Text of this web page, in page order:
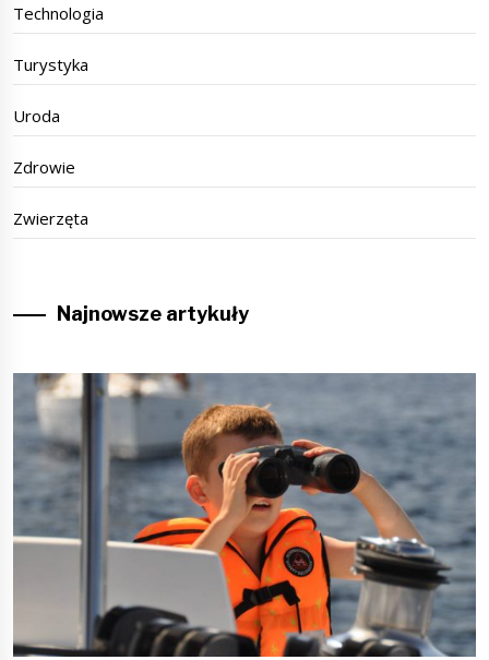
Technologia
Turystyka
Uroda
Zdrowie
Zwierzęta
Najnowsze artykuły